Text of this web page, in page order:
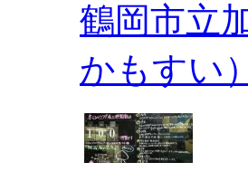
鶴岡市立
かもすい